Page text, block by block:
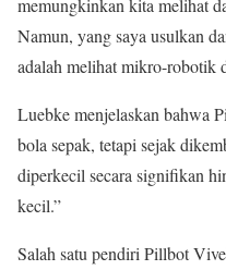
memungkinkan kita melihat
Namun, yang saya usulkan
adalah melihat mikro-robotik
Luebke menjelaskan bahwa
bola sepak, tetapi sejak
diperkecil secara signifikan
kecil.”
Salah satu pendiri Pillbot